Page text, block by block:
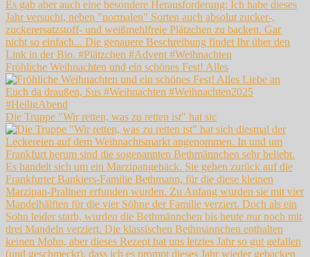
Fröhliche Weihnachten und ein schönes Fest! Alles
Die Truppe "Wir retten, was zu retten ist" hat sic